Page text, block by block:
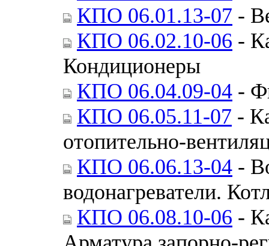
КПО 06.01.13-07 -
КПО 06.02.10-06 -
Кондиционеры
КПО 06.04.09-04 -
КПО 06.05.11-07 -
отопительно-
КПО 06.06.13-04 -
водонагреватели.
КПО 06.08.10-06 -